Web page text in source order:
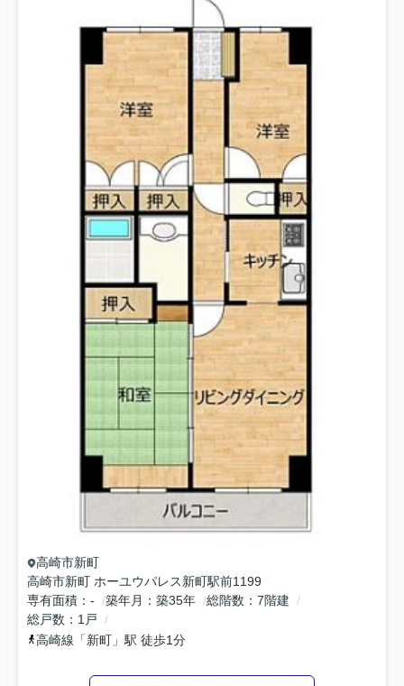
高崎市新町
高崎市新町 ホーユウパレス新町駅前1199
専有面積
- 築年月 築35年 総階数
7階建
総戸数
1戸
高崎線 「新町 」駅 徒歩1分